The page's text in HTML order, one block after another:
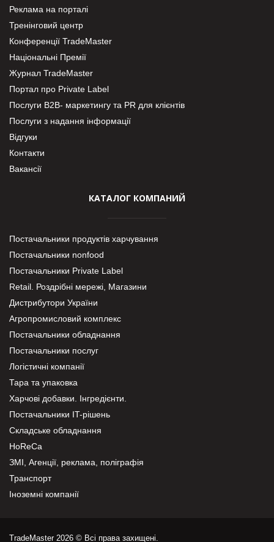
Реклама на порталі
Тренінговий центр
Конференції TradeMaster
Національні Премії
Журнал TradeMaster
Портал про Private Label
Послуги В2В- маркетингу та PR для клієнтів
Послуги з надання інформації
Відгуки
Контакти
Вакансії
КАТАЛОГ КОМПАНИЙ
Постачальники продуктів харчування
Постачальники nonfood
Постачальники Private Label
Retail. Роздрібні мережі, Магазини
Дистрибутори України
Агропромисловий комплекс
Постачальники обладнання
Постачальники послуг
Логістичні компанії
Тара та упаковка
Харчові добавки. Інгредієнти.
Постачальники IT-рішень
Складське обладнання
HoReCa
ЗМІ, Агенції, реклама, поліграфія
Транспорт
Іноземні компанії
TradeMaster 2026 © Всі права захищені.